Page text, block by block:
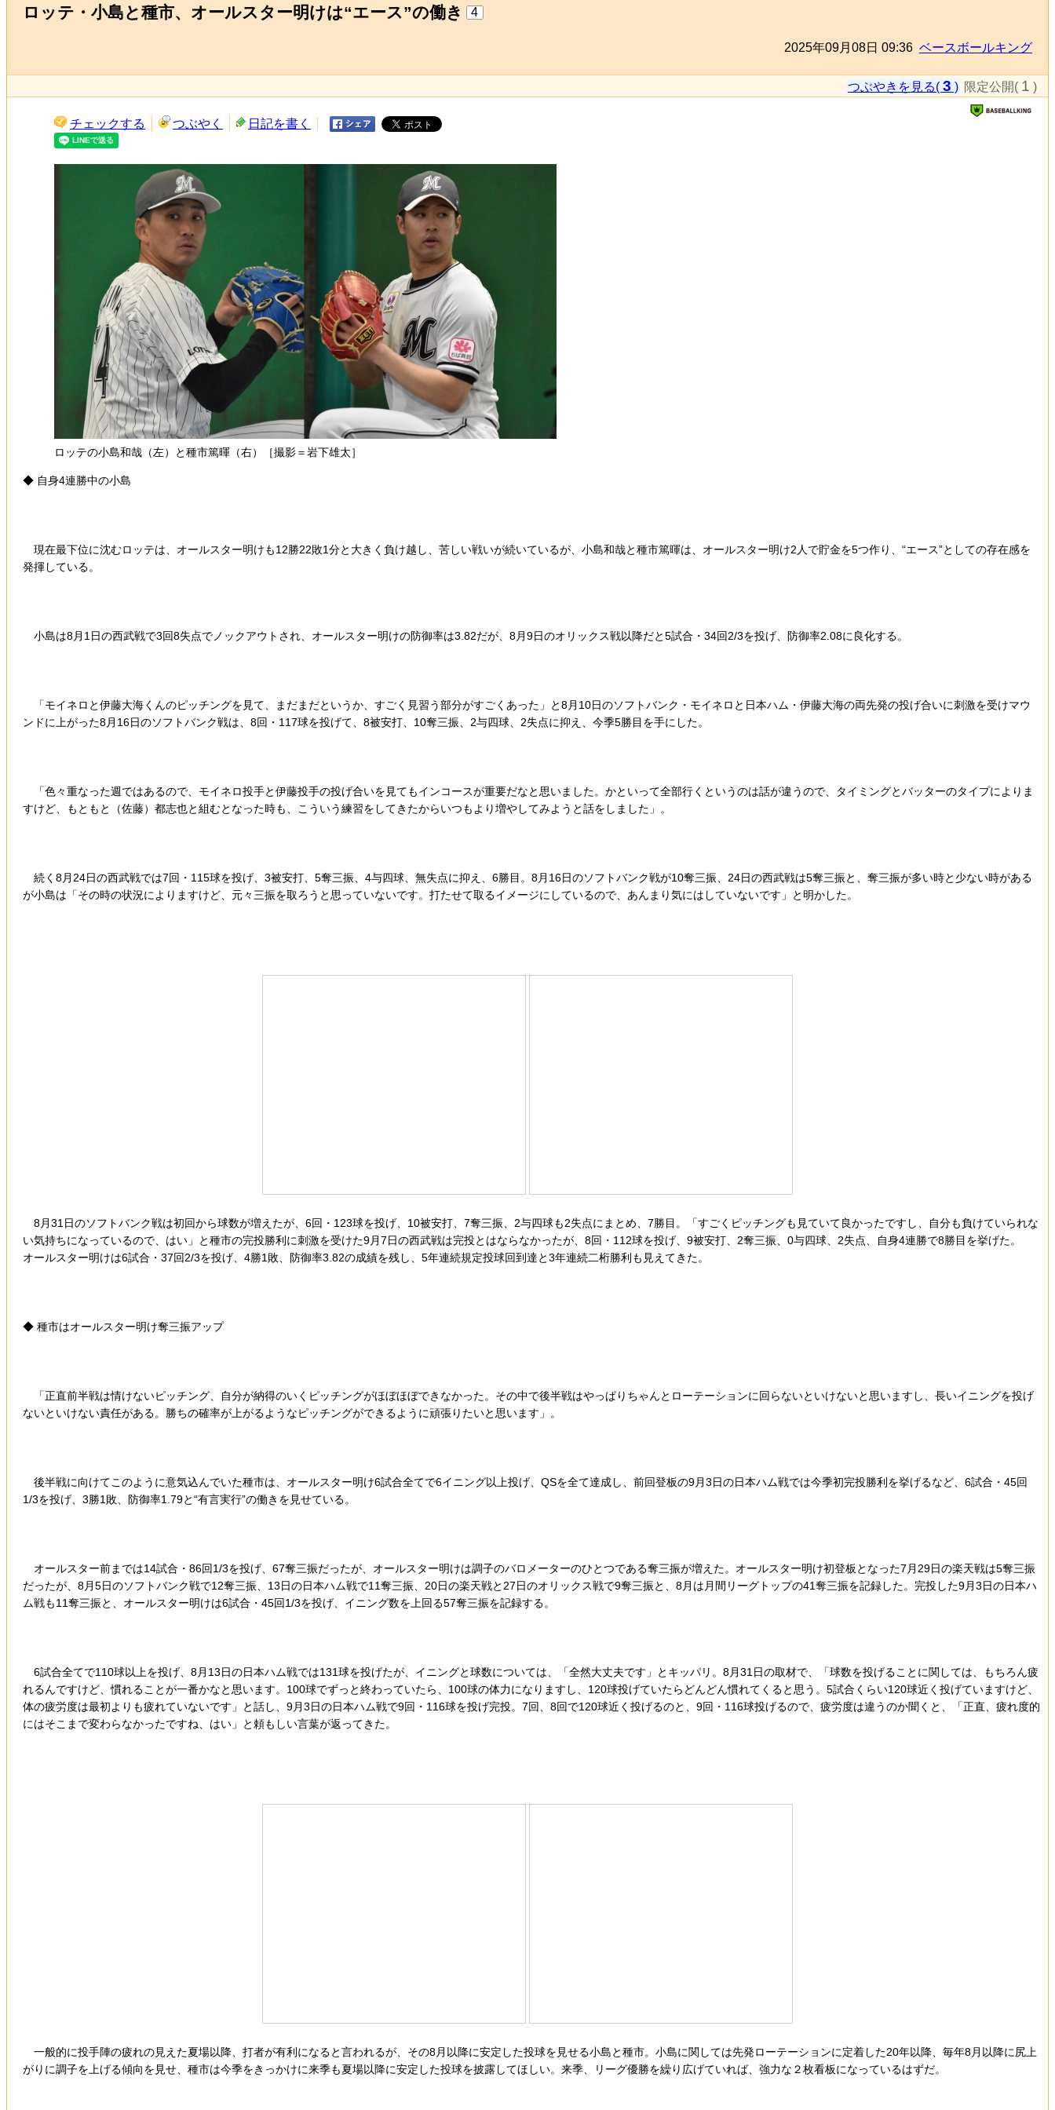
ロッテ・小島と種市、オールスター明けは“エース”の働き 4
2025年09月08日 09:36 ベースボールキング
つぶやきを見る( 3 ) 限定公開( 1 )
チェックする つぶやく 日記を書く
ロッテの小島和哉（左）と種市篤暉（右）［撮影＝岩下雄太］
◆ 自身4連勝中の小島
現在最下位に沈むロッテは、オールスター明けも12勝22敗1分と大きく負け越し、苦しい戦いが続いているが、小島和哉と種市篤暉は、オールスター明け2人で貯金を5つ作り、“エース”としての存在感を
発揮している。
小島は8月1日の西武戦で3回8失点でノックアウトされ、オールスター明けの防御率は3.82だが、8月9日のオリックス戦以降だと5試合・34回2/3を投げ、防御率2.08に良化する。
「モイネロと伊藤大海くんのピッチングを見て、まだまだというか、すごく見習う部分がすごくあった」と8月10日のソフトバンク・モイネロと日本ハム・伊藤大海の両先発の投げ合いに刺激を受けマウ
ンドに上がった8月16日のソフトバンク戦は、8回・117球を投げて、8被安打、10奪三振、2与四球、2失点に抑え、今季5勝目を手にした。
「色々重なった週ではあるので、モイネロ投手と伊藤投手の投げ合いを見てもインコースが重要だなと思いました。かといって全部行くというのは話が違うので、タイミングとバッターのタイプによりま
すけど、もともと（佐藤）都志也と組むとなった時も、こういう練習をしてきたからいつもより増やしてみようと話をしました」。
続く8月24日の西武戦では7回・115球を投げ、3被安打、5奪三振、4与四球、無失点に抑え、6勝目。8月16日のソフトバンク戦が10奪三振、24日の西武戦は5奪三振と、奪三振が多い時と少ない時がある
が小島は「その時の状況によりますけど、元々三振を取ろうと思っていないです。打たせて取るイメージにしているので、あんまり気にはしていないです」と明かした。
8月31日のソフトバンク戦は初回から球数が増えたが、6回・123球を投げ、10被安打、7奪三振、2与四球も2失点にまとめ、7勝目。「すごくピッチングも見ていて良かったですし、自分も負けていられな
い気持ちになっているので、はい」と種市の完投勝利に刺激を受けた9月7日の西武戦は完投とはならなかったが、8回・112球を投げ、9被安打、2奪三振、0与四球、2失点、自身4連勝で8勝目を挙げた。
オールスター明けは6試合・37回2/3を投げ、4勝1敗、防御率3.82の成績を残し、5年連続規定投球回到達と3年連続二桁勝利も見えてきた。
◆ 種市はオールスター明け奪三振アップ
「正直前半戦は情けないピッチング、自分が納得のいくピッチングがほぼほぼできなかった。その中で後半戦はやっぱりちゃんとローテーションに回らないといけないと思いますし、長いイニングを投げ
ないといけない責任がある。勝ちの確率が上がるようなピッチングができるように頑張りたいと思います」。
後半戦に向けてこのように意気込んでいた種市は、オールスター明け6試合全てで6イニング以上投げ、QSを全て達成し、前回登板の9月3日の日本ハム戦では今季初完投勝利を挙げるなど、6試合・45回
1/3を投げ、3勝1敗、防御率1.79と“有言実行”の働きを見せている。
オールスター前までは14試合・86回1/3を投げ、67奪三振だったが、オールスター明けは調子のバロメーターのひとつである奪三振が増えた。オールスター明け初登板となった7月29日の楽天戦は5奪三振
だったが、8月5日のソフトバンク戦で12奪三振、13日の日本ハム戦で11奪三振、20日の楽天戦と27日のオリックス戦で9奪三振と、8月は月間リーグトップの41奪三振を記録した。完投した9月3日の日本ハ
ム戦も11奪三振と、オールスター明けは6試合・45回1/3を投げ、イニング数を上回る57奪三振を記録する。
6試合全てで110球以上を投げ、8月13日の日本ハム戦では131球を投げたが、イニングと球数については、「全然大丈夫です」とキッパリ。8月31日の取材で、「球数を投げることに関しては、もちろん疲
れるんですけど、慣れることが一番かなと思います。100球でずっと終わっていたら、100球の体力になりますし、120球投げていたらどんどん慣れてくると思う。5試合くらい120球近く投げていますけど、
体の疲労度は最初よりも疲れていないです」と話し、9月3日の日本ハム戦で9回・116球を投げ完投。7回、8回で120球近く投げるのと、9回・116球投げるので、疲労度は違うのか聞くと、「正直、疲れ度的
にはそこまで変わらなかったですね、はい」と頼もしい言葉が返ってきた。
一般的に投手陣の疲れの見えた夏場以降、打者が有利になると言われるが、その8月以降に安定した投球を見せる小島と種市。小島に関しては先発ローテーションに定着した20年以降、毎年8月以降に尻上
がりに調子を上げる傾向を見せ、種市は今季をきっかけに来季も夏場以降に安定した投球を披露してほしい。来季、リーグ優勝を繰り広げていれば、強力な２枚看板になっているはずだ。